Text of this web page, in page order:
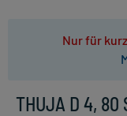
Nur für
THUJA D 4, 80